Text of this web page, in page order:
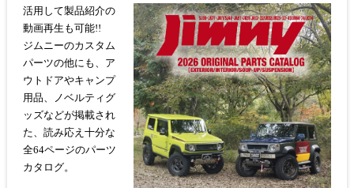
活用して製品紹介の
動画再生も可能!!
ジムニーのカスタム
パーツの他にも、ア
ウトドアやキャンプ
用品、ノベルティグ
ッズなどが掲載され
た、読み応え十分な
全64ページのパーツ
カタログ。